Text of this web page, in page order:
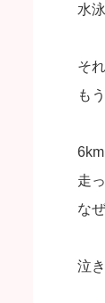
水
そ
も
走
な
泣